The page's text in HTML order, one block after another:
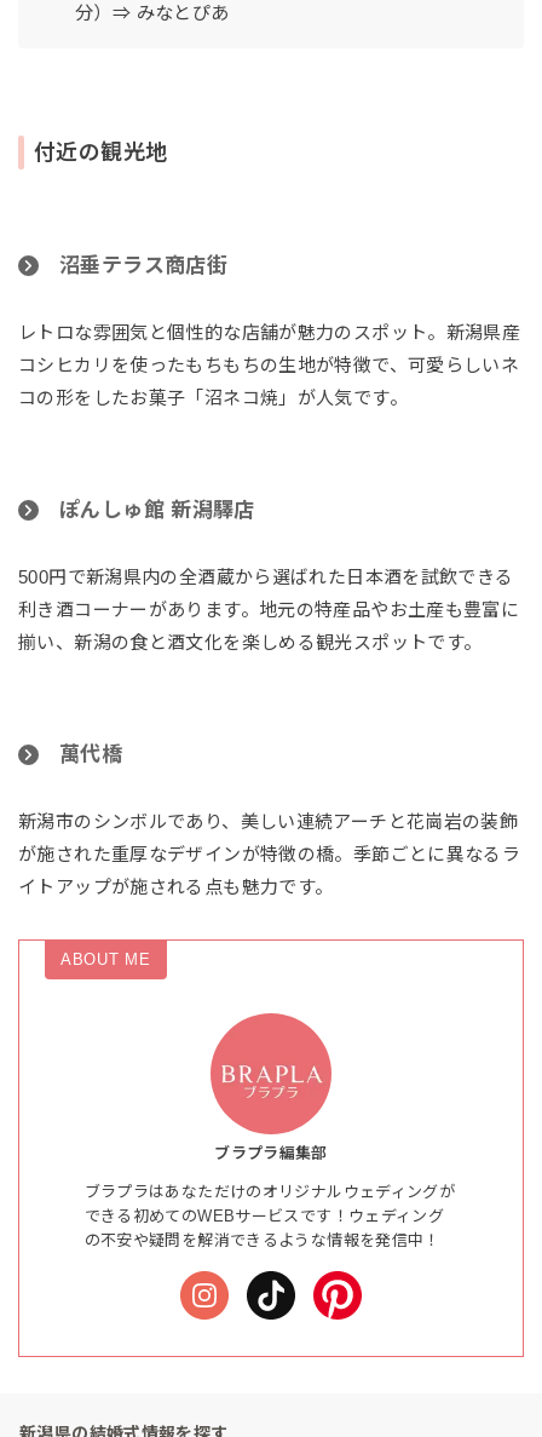
分）⇒ みなとぴあ
付近の観光地
沼垂テラス商店街
レトロな雰囲気と個性的な店舗が魅力のスポット。新潟県産
コシヒカリを使ったもちもちの生地が特徴で、可愛らしいネ
コの形をしたお菓子「沼ネコ焼」が人気です。
ぽんしゅ館 新潟驛店
500円で新潟県内の全酒蔵から選ばれた日本酒を試飲できる
利き酒コーナーがあります。地元の特産品やお土産も豊富に
揃い、新潟の食と酒文化を楽しめる観光スポットです。
萬代橋
新潟市のシンボルであり、美しい連続アーチと花崗岩の装飾
が施された重厚なデザインが特徴の橋。季節ごとに異なるラ
イトアップが施される点も魅力です。
ABOUT ME
ブラプラ編集部
ブラプラはあなただけのオリジナルウェディングが
できる初めてのWEBサービスです！ウェディング
の不安や疑問を解消できるような情報を発信中！